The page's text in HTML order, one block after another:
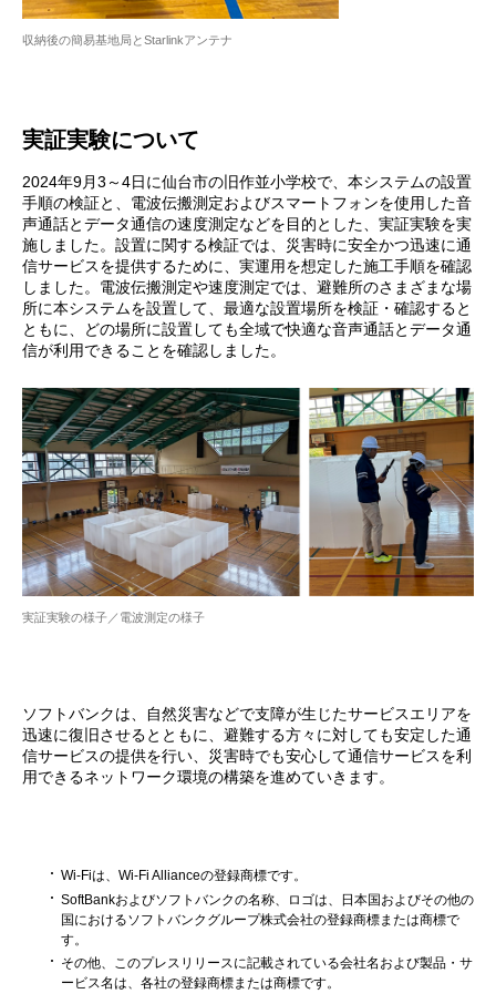
収納後の簡易基地局とStarlinkアンテナ
実証実験について
2024年9月3～4日に仙台市の旧作並小学校で、本システムの設置
手順の検証と、電波伝搬測定およびスマートフォンを使用した音
声通話とデータ通信の速度測定などを目的とした、実証実験を実
施しました。設置に関する検証では、災害時に安全かつ迅速に通
信サービスを提供するために、実運用を想定した施工手順を確認
しました。電波伝搬測定や速度測定では、避難所のさまざまな場
所に本システムを設置して、最適な設置場所を検証・確認すると
ともに、どの場所に設置しても全域で快適な音声通話とデータ通
信が利用できることを確認しました。
実証実験の様子／電波測定の様子
ソフトバンクは、自然災害などで支障が生じたサービスエリアを
迅速に復旧させるとともに、避難する方々に対しても安定した通
信サービスの提供を行い、災害時でも安心して通信サービスを利
用できるネットワーク環境の構築を進めていきます。
Wi-Fiは、Wi-Fi Allianceの登録商標です。
SoftBankおよびソフトバンクの名称、ロゴは、日本国およびその他の
国におけるソフトバンクグループ株式会社の登録商標または商標で
す。
その他、このプレスリリースに記載されている会社名および製品・サ
ービス名は、各社の登録商標または商標です。